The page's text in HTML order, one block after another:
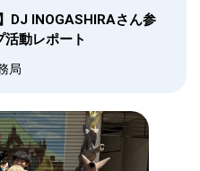
DJ INOGASHIRAさん参
動レポート
局